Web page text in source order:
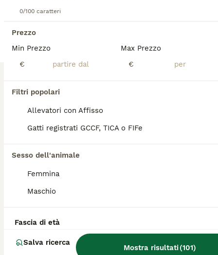
0/100 caratteri
Prezzo
Min Prezzo
€
Max Prezzo
€
Filtri popolari
Allevatori con Affisso
Gatti registrati GCCF, TICA o FIFe
Sesso dell'animale
Femmina
Maschio
Fascia di età
Salva ricerca
Mostra risultati(101)
Allevatore con Affisso
Bellissimi gattini scottish fold disponibili
8 settimane
Età
450 €
Prezzo
Bengala maschio e femmina